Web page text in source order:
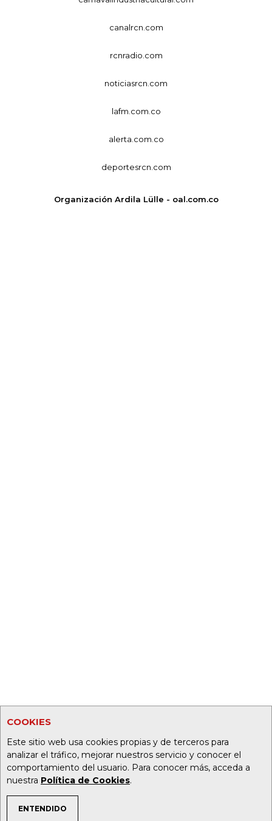
COOKIES
Este sitio web usa cookies propias y de terceros para
analizar el tráfico, mejorar nuestros servicio y conocer el
comportamiento del usuario. Para conocer más, acceda a
nuestra Política de Cookies.
ENTENDIDO
canalrcn.com
rcnradio.com
noticiasrcn.com
lafm.com.co
alerta.com.co
deportesrcn.com
Organización Ardila Lülle - oal.com.co